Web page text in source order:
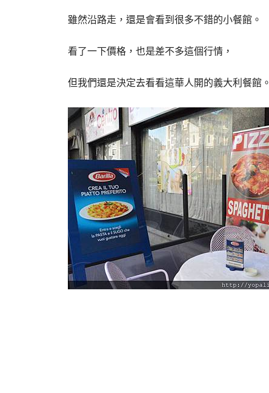
雖然沿路走，還是會看到很多不錯的小餐館。
看了一下價格，也是差不多這個行情，
但我們還是決定去看看這華人開的義大利餐館。